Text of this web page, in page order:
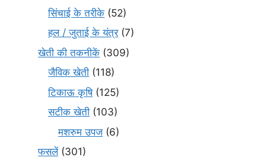
सिंचाई के तरीके (52)
हल / जुताई के यंत्र(7)
खेती की तकनीकें (309)
जैविक खेती (118)
टिकाऊ कृषि(125)
सटीक खेती (103)
मशरुम उपज (6)
फसलें(301)